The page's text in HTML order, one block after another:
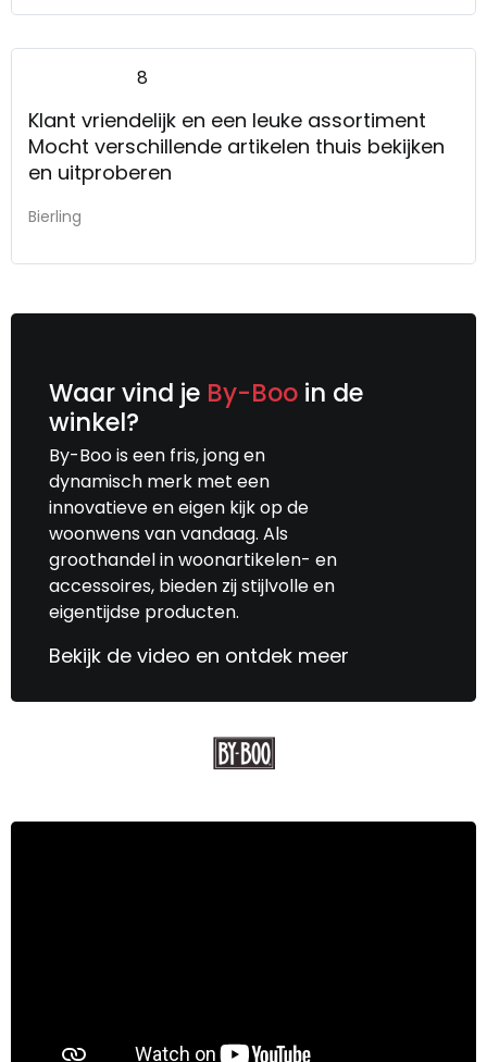
8
Klant vriendelijk en een leuke assortiment
Mocht verschillende artikelen thuis bekijken
en uitproberen
Bierling
Waar vind je By-Boo in de
winkel?
By-Boo is een fris, jong en
dynamisch merk met een
innovatieve en eigen kijk op de
woonwens van vandaag. Als
groothandel in woonartikelen- en
accessoires, bieden zij stijlvolle en
eigentijdse producten.
Bekijk de video en ontdek meer